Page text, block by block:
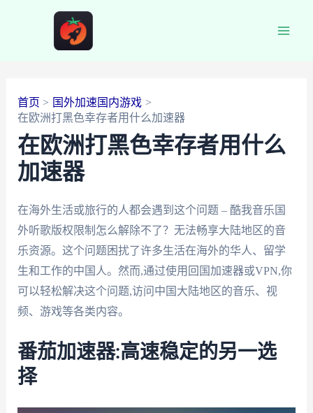
首页
国外加速国内游戏
在欧洲打黑色幸存者用什么加速器
在欧洲打黑色幸存者用什么
加速器
在海外生活或旅行的人都会遇到这个问题 – 酷我音乐国
外听歌版权限制怎么解除不了？无法畅享大陆地区的音
乐资源。这个问题困扰了许多生活在海外的华人、留学
生和工作的中国人。然而,通过使用回国加速器或VPN,你
可以轻松解决这个问题,访问中国大陆地区的音乐、视
频、游戏等各类内容。
番茄加速器:高速稳定的另一选
择